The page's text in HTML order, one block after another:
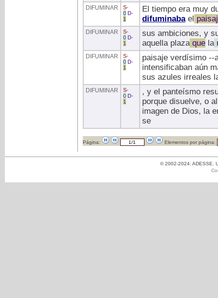
DIFUMINAR S-
0 D-
1
El tiempo era muy
difuminabael
DIFUMINAR S-
0 D-
1
sus ambiciones, y
aquella plazaquela
DIFUMINAR S-
0 D-
1
paisaje verdísimo --
intensificaban aún
sus azules irreales
DIFUMINAR S-
0 D-
1
, y el panteísmo
porque disuelve, o
imagen de Dios, la
se
Página: Elementos por página:
© 2002-2024: ADESSE.